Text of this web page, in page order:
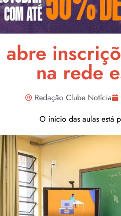
na rede
Redação Clube Notícia
O início das aulas está